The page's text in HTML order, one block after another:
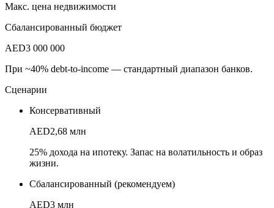
Макс. цена недвижимости
Сбалансированный бюджет
AED3 000 000
При ~40% debt-to-income — стандартный диапазон банков.
Сценарии
Консервативный
AED2,68 млн
25% дохода на ипотеку. Запас на волатильность и образ
жизни.
Сбалансированный (рекомендуем)
AED3 млн